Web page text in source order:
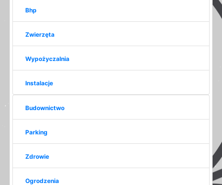
Bhp
Zwierzęta
Wypożyczalnia
Instalacje
Budownictwo
Parking
Zdrowie
Ogrodzenia